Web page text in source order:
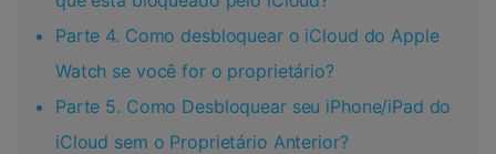
Parte 4. Como desbloquear o iCloud do Apple
Watch se você for o proprietário?
Parte 5. Como Desbloquear seu iPhone/iPad do
iCloud sem o Proprietário Anterior?